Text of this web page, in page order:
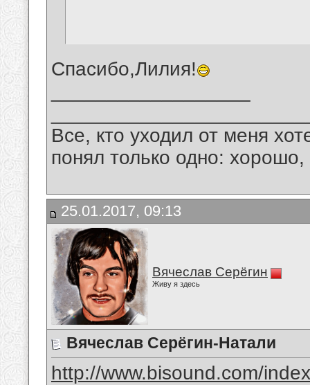
Спасибо,Лилия!
Все, кто уходил от меня
понял только одно:
25.01.2017, 09:13
Вячеслав Серёгин
Живу я здесь
Вячеслав Серёгин-Натали
http://www.bisound.com/